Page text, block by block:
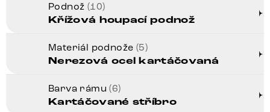
Podnož (10)
Křížová houpací podnož
Materiál podnože (5)
Nerezová ocel kartáčovaná
Barva rámu(6)
Kartáčované stříbro